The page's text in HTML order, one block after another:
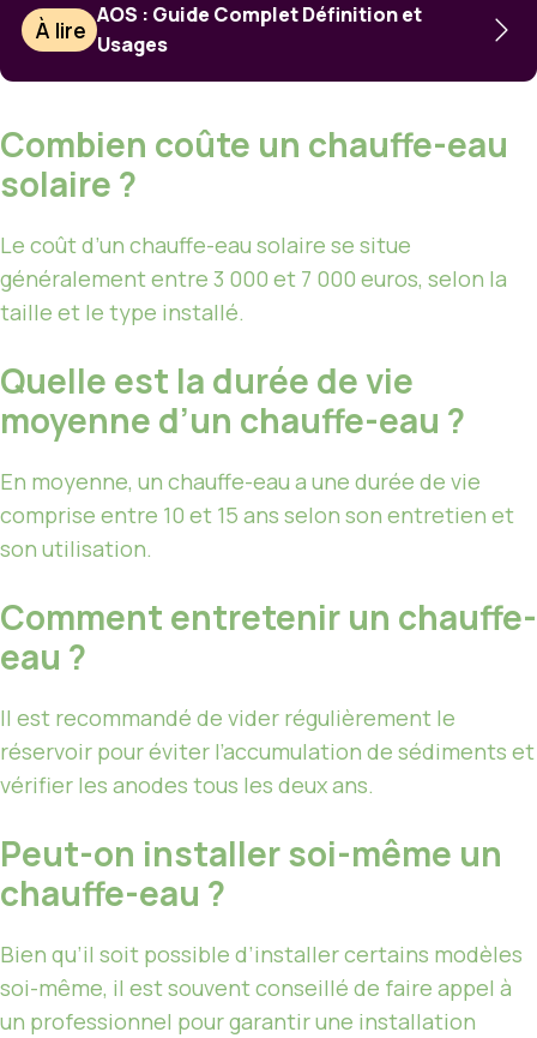
À lire
AOS : Guide Complet Définition et
Usages
Combien coûte un chauffe-eau
solaire ?
Le coût d’un chauffe-eau solaire se situe
généralement entre 3 000 et 7 000 euros, selon la
taille et le type installé.
Quelle est la durée de vie
moyenne d’un chauffe-eau ?
En moyenne, un chauffe-eau a une durée de vie
comprise entre 10 et 15 ans selon son entretien et
son utilisation.
Comment entretenir un chauffe-
eau ?
Il est recommandé de vider régulièrement le
réservoir pour éviter l’accumulation de sédiments et
vérifier les anodes tous les deux ans.
Peut-on installer soi-même un
chauffe-eau ?
Bien qu’il soit possible d’installer certains modèles
soi-même, il est souvent conseillé de faire appel à
un professionnel pour garantir une installation